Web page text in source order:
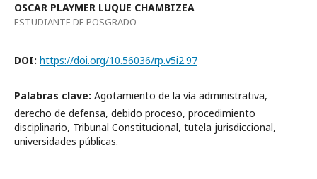
OSCAR PLAYMER LUQUE CHAMBIZEA
ESTUDIANTE DE POSGRADO
DOI: https://doi.org/10.56036/rp.v5i2.97
Palabras clave: Agotamiento de la vía administrativa,
derecho de defensa, debido proceso, procedimiento
disciplinario, Tribunal Constitucional, tutela jurisdiccional,
universidades públicas.